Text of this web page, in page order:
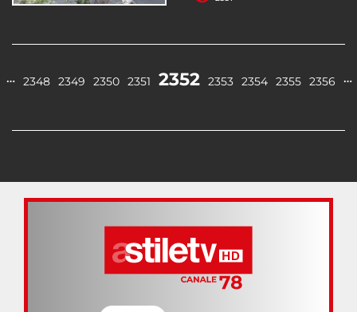
… 2348 2349 2350 2351 2352 2353 2354 2355 2356 …